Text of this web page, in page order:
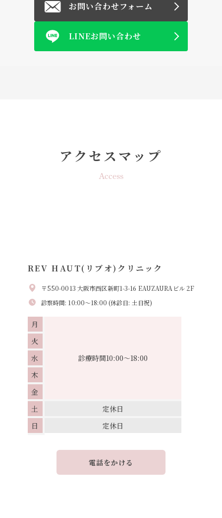
お問い合わせフォーム
LINEお問い合わせ
アクセスマップ
Access
REV HAUT(リブオ)クリニック
〒550-0013 大阪市西区新町1-3-16 EAUZAURAビル 2F
診察時間: 10:00～18:00 (休診日: 土日祝)
月
火
水
木
金
土
日
診療時間10:00～18:00
定休日
定休日
電話をかける